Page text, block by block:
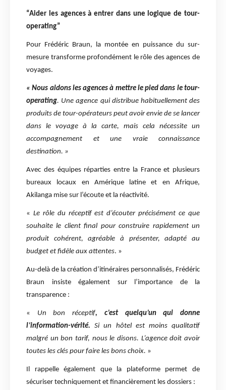
“Aider les agences à entrer dans une logique de tour-
operating”
Pour Frédéric Braun, la montée en puissance du sur-
mesure transforme profondément le rôle des agences de
voyages.
« Nous aidons les agences à mettre le pied dans le tour-
operating. Une agence qui distribue habituellement des
produits de tour-opérateurs peut avoir envie de se lancer
dans le voyage à la carte, mais cela nécessite un
accompagnement et une vraie connaissance
destination. »
Avec des équipes réparties entre la France et plusieurs
bureaux locaux en Amérique latine et en Afrique,
Akilanga mise sur l’écoute et la réactivité.
« Le rôle du réceptif est d’écouter précisément ce que
souhaite le client final pour construire rapidement un
produit cohérent, agréable à présenter, adapté au
budget et fidèle aux attentes. »
Au-delà de la création d’itinéraires personnalisés, Frédéric
Braun insiste également sur l’importance de la
transparence :
« Un bon réceptif, c’est quelqu’un qui donne
l’information-vérité. Si un hôtel est moins qualitatif
malgré un bon tarif, nous le disons. L’agence doit avoir
toutes les clés pour faire les bons choix. »
Il rappelle également que la plateforme permet de
sécuriser techniquement et financièrement les dossiers :